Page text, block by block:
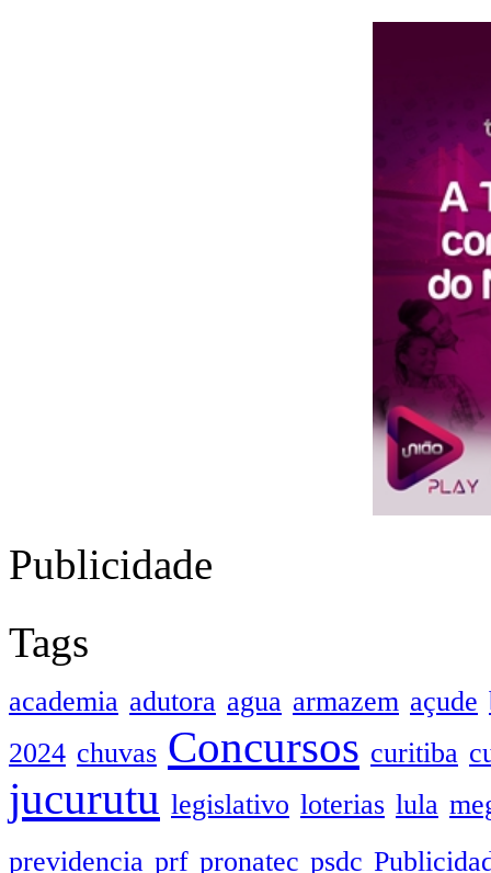
Publicidade
Tags
academia adutora agua armazem açude
2024 chuvas Concursos curitiba
jucurutu legislativo loterias lula
previdencia prf pronatec psdc